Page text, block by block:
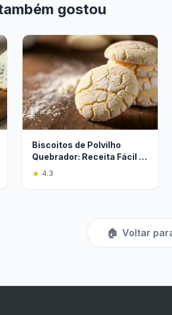
gostou
Biscoitos de Polvilho
Quebrador: Receita Fácil e
Crocante
★ 4.3
🏠 Voltar